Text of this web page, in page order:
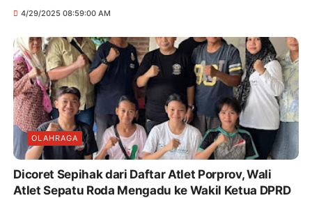
4/29/2025 08:59:00 AM
OLAHRAGA
Dicoret Sepihak dari Daftar Atlet Porprov, Wali
Atlet Sepatu Roda Mengadu ke Wakil Ketua DPRD